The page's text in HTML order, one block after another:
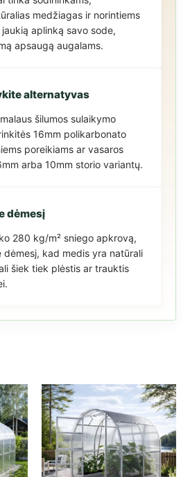
medžiagas ir norintiems
aplinką savo sode,
apsaugą augalams.
alternatyvas
šilumos sulaikymo
16mm polikarbonato
poreikiams ar vasaros
arba 10mm storio variantų.
dėmesį
280 kg/m² sniego apkrovą,
kad medis yra natūrali
šiek tiek plėstis ar trauktis